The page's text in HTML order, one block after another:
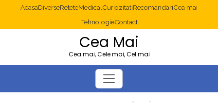
AcasaDiverseReteteMedicalCuriozitatiRecomandariCea mai
TehnologieContact
Cea Mai
Cea mai, Cele mai, Cel mai
Diverticulita: când este necesară operația?